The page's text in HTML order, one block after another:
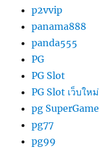
p2vvip
panama888
panda555
PG
PG Slot
PG Slot เว็บใหม่
pg SuperGame
pg77
pg99